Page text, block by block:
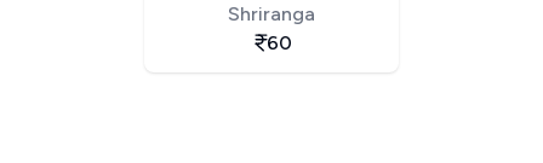
Shriranga
60